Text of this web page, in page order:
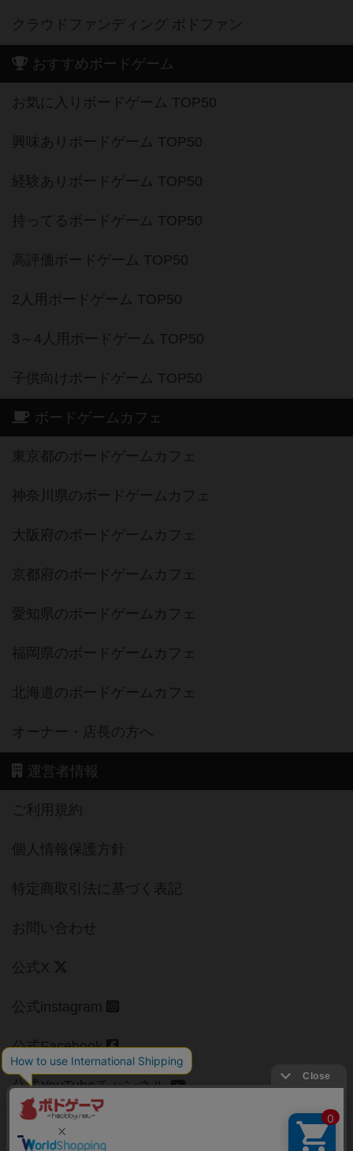
クラウドファンディング ボドファン
おすすめボードゲーム
お気に入りボードゲーム TOP50
興味ありボードゲーム TOP50
経験ありボードゲーム TOP50
持ってるボードゲーム TOP50
高評価ボードゲーム TOP50
2人用ボードゲーム TOP50
3～4人用ボードゲーム TOP50
子供向けボードゲーム TOP50
ボードゲームカフェ
東京都のボードゲームカフェ
神奈川県のボードゲームカフェ
大阪府のボードゲームカフェ
京都府のボードゲームカフェ
愛知県のボードゲームカフェ
福岡県のボードゲームカフェ
北海道のボードゲームカフェ
オーナー・店長の方へ
運営者情報
ご利用規約
個人情報保護方針
特定商取引法に基づく表記
お問い合わせ
公式X
公式instagram
公式Facebook
公式YouTubeチャンネル